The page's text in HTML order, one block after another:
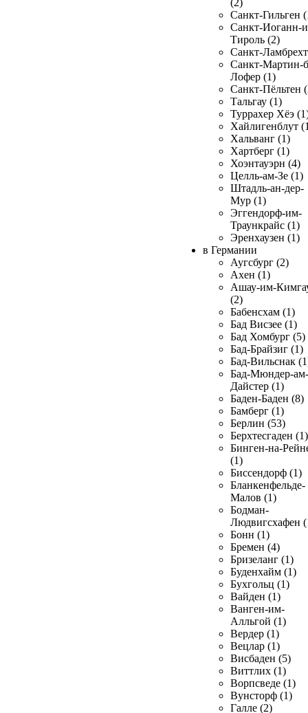
(2)
Санкт-Гильген
Санкт-Иоганн-
Тироль (2)
Санкт-
Санкт-Мартин-
Лофер (1)
Санкт-Пёльтен
Тальгау (1)
Туррахер Хёэ
Хайлигенблут
Хальванг (1)
Хартберг (1)
Хоэнтауэрн (4)
Целль-ам-Зе (1)
Штадль-ан-дер-
Мур (1)
Эггендорф-им-
Траункрайс (1)
Эренхаузен (1)
в Германии
Аугсбург (2)
Ахен (1)
Ашау-им-
(2)
Бабенсхам (1)
Бад Висзее (1)
Бад Хомбург (5)
Бад-Брайзиг (1)
Бад-Вильснак
Бад-Мюндер-ам-
Дайстер (1)
Баден-Баден (8)
Бамберг (1)
Берлин (53)
Берхтесгаден (1)
Бинген-на-
(1)
Биссендорф (1)
Бланкенфельде-
Малов (1)
Бодман-
Людвигсхафен
Бонн (1)
Бремен (4)
Бризеланг (1)
Буденхайм (1)
Бухгольц (1)
Вайден (1)
Ванген-им-
Алльгой (1)
Вердер (1)
Вецлар (1)
Висбаден (5)
Виттлих (1)
Ворпсведе (1)
Вунсторф (1)
Галле (2)